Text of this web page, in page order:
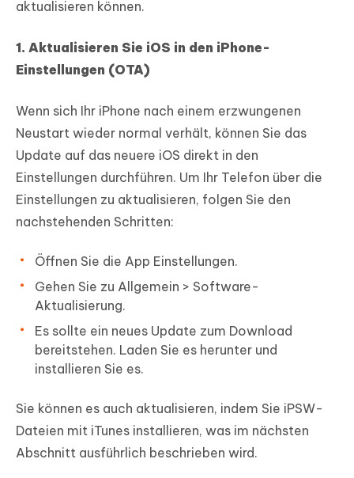
aktualisieren können.
1. Aktualisieren Sie iOS in den iPhone-
Einstellungen (OTA)
Wenn sich Ihr iPhone nach einem erzwungenen
Neustart wieder normal verhält, können Sie das
Update auf das neuere iOS direkt in den
Einstellungen durchführen. Um Ihr Telefon über die
Einstellungen zu aktualisieren, folgen Sie den
nachstehenden Schritten:
Öffnen Sie die App Einstellungen.
Gehen Sie zu Allgemein > Software-
Aktualisierung.
Es sollte ein neues Update zum Download
bereitstehen. Laden Sie es herunter und
installieren Sie es.
Sie können es auch aktualisieren, indem Sie iPSW-
Dateien mit iTunes installieren, was im nächsten
Abschnitt ausführlich beschrieben wird.